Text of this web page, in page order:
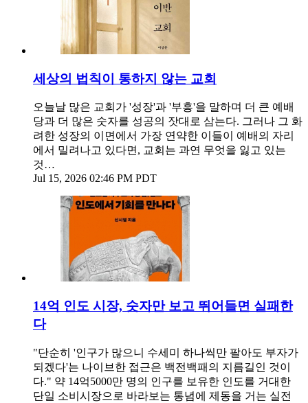
세상의 법칙이 통하지 않는 교회
오늘날 많은 교회가 '성장'과 '부흥'을 말하며 더 큰 예배
당과 더 많은 숫자를 성공의 잣대로 삼는다. 그러나 그 화
려한 성장의 이면에서 가장 연약한 이들이 예배의 자리
에서 밀려나고 있다면, 교회는 과연 무엇을 잃고 있는
것…
Jul 15, 2026 02:46 PM PDT
14억 인도 시장, 숫자만 보고 뛰어들면 실패한
다
"단순히 '인구가 많으니 수세미 하나씩만 팔아도 부자가
되겠다'는 나이브한 접근은 백전백패의 지름길인 것이
다." 약 14억5000만 명의 인구를 보유한 인도를 거대한
단일 소비시장으로 바라보는 통념에 제동을 거는 실전